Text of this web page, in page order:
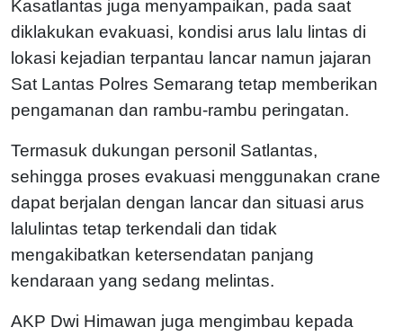
Kasatlantas juga menyampaikan, pada saat
diklakukan evakuasi, kondisi arus lalu lintas di
lokasi kejadian terpantau lancar namun jajaran
Sat Lantas Polres Semarang tetap memberikan
pengamanan dan rambu-rambu peringatan.
Termasuk dukungan personil Satlantas,
sehingga proses evakuasi menggunakan crane
dapat berjalan dengan lancar dan situasi arus
lalulintas tetap terkendali dan tidak
mengakibatkan ketersendatan panjang
kendaraan yang sedang melintas.
AKP Dwi Himawan juga mengimbau kepada